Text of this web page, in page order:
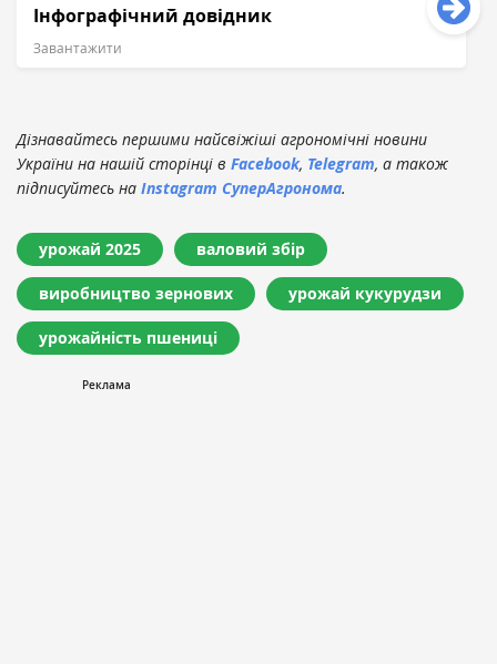
Інфографічний довідник
Завантажити
Дізнавайтесь першими найсвіжіші агрономічні новини
України на нашій сторінці в Facebook, Telegram, а також
підписуйтесь на Instagram СуперАгронома.
урожай 2025 валовий збір
виробництво зернових урожай кукурудзи
урожайність пшениці